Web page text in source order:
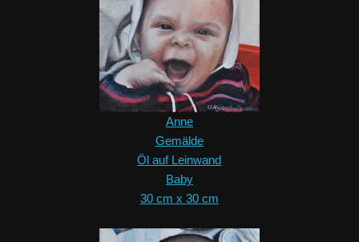
Anne
Gemälde
Öl auf Leinwand
Baby
30 cm x 30 cm